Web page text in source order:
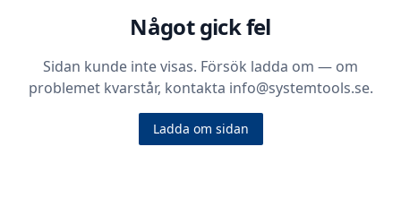
Något gick fel
Sidan kunde inte visas. Försök ladda om — om
problemet kvarstår, kontakta info@systemtools.se.
Ladda om sidan